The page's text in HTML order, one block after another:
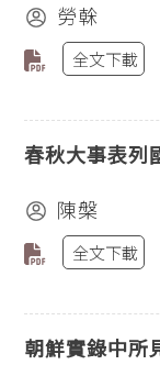
勞榦
全文下載
春秋大事表列
陳槃
全文下載
朝鮮實錄中所